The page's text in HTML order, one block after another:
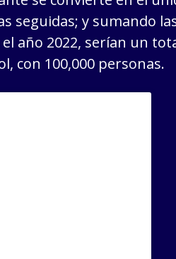
seguidas; y sumando
año 2022, serían un
con 100,000 personas.